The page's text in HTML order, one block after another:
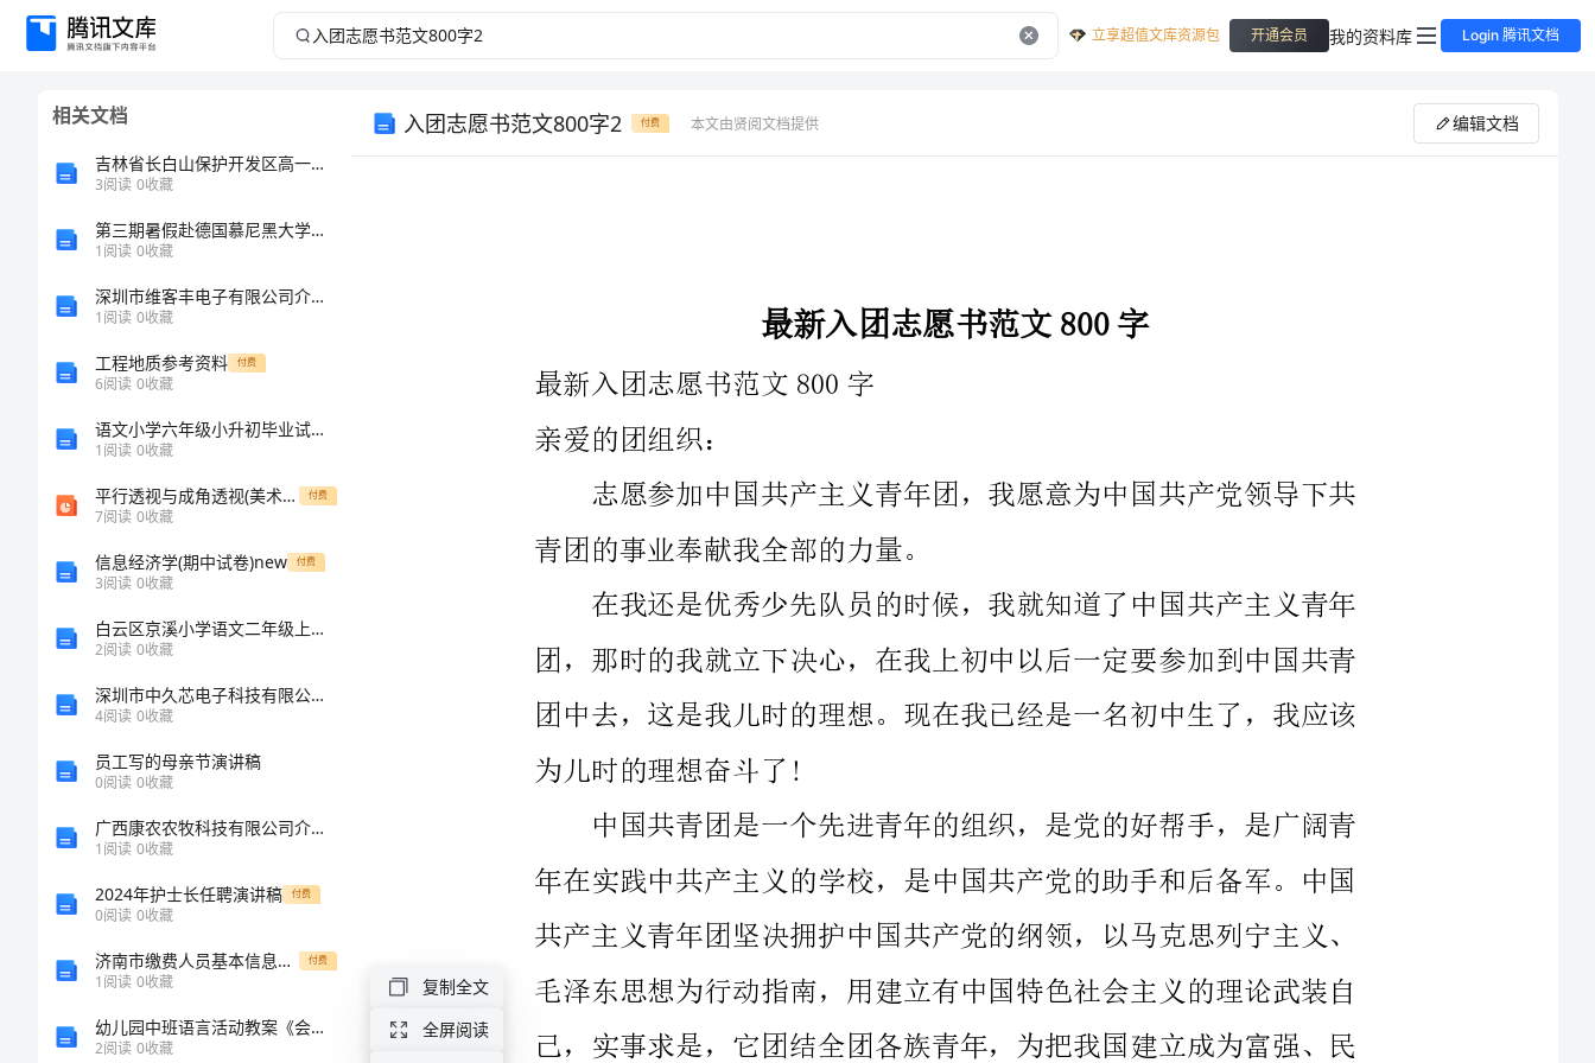
入
立享超值文库资源包 开通会员 我的资料库 Login 腾讯文档
相关文档
吉林省长白山保护开发区高一生物 第二章 21细胞中的元素和化合物同步检测 新人教版必修1
3阅读 0收藏
第三期暑假赴德国慕尼黑大学短期游学项目
1阅读 0收藏
深圳市维客丰电子有限公司介绍企业发展分析报告
1阅读 0收藏
工程地质参考资料 付费
6阅读 0收藏
语文小学六年级小升初毕业试题(含答案解析)
1阅读 0收藏
平行透视与成角透视(美术课件) 付费
7阅读 0收藏
信息经济学(期中试卷)new 付费
3阅读 0收藏
白云区京溪小学语文二年级上册第四月考试卷及答案分析下载
2阅读 0收藏
深圳市中久芯电子科技有限公司介绍企业发展分析报告
4阅读 0收藏
员工写的母亲节演讲稿
0阅读 0收藏
广西康农农牧科技有限公司介绍企业发展分析报告
1阅读 0收藏
2024年护士长任聘演讲稿 付费
0阅读 0收藏
济南市缴费人员基本信息核定表 付费
1阅读 0收藏
幼儿园中班语言活动教案《会说话的手》含反思
2阅读 0收藏
入团志愿书范文800字2 付费 本文由贤阅文档提供 编辑文档
主义的伟大实践中，创造了无比辉煌的成就。
本人热爱祖国，热爱团组织，希望能为祖国、为人民、为团做
出一份奉献。在班里，我无论承担任何任务，我将工作积极负责，
为儿时的理想奋斗了!
中国共青团是一个先进青年的组织，是党的好帮手，是广阔青
共产主义青年团坚决拥护中国共产党的纲领，以马克思列宁主义、
己，实事求是，它团结全团各族青年，为把我国建立成为富强、民
复制全文
全屏阅读